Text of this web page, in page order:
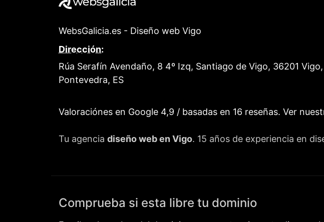
WebsGalicia.es - Diseño web Vigo
Dirección:
Rúa Serafín Avendaño, 8 4º Izq, Santiago de Vigo, 36201 Vigo,
Pontevedra, ES
Valoraciónes en Google 4,9 / basadas en 16 reseñas. Ver
Tu agencia diseño web en Vigo. 15 años de experiencia en
Comprueba si esta libre tu dominio